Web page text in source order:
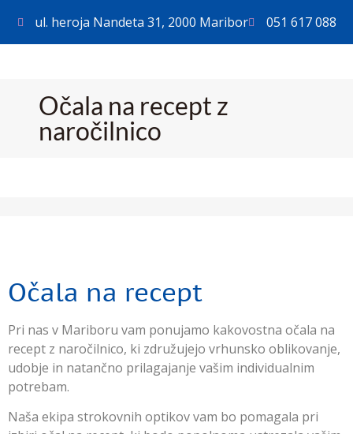
ul. heroja Nandeta 31, 2000 Maribor 051 617 088
Očala na recept z
naročilnico
Očala na recept
Pri nas v Mariboru vam ponujamo kakovostna očala na
recept z naročilnico, ki združujejo vrhunsko oblikovanje,
udobje in natančno prilagajanje vašim individualnim
potrebam.
Naša ekipa strokovnih optikov vam bo pomagala pri